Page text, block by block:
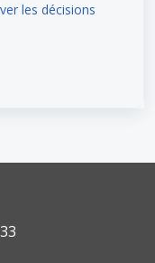
les décisions